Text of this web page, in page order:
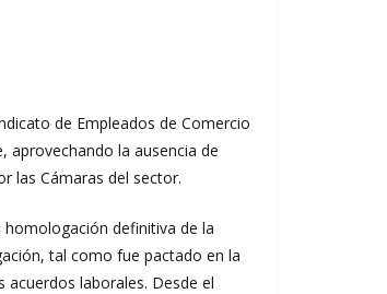
de Empleados de Comercio
aprovechando la ausencia de
las Cámaras del sector.
homologación definitiva de la
tal como fue pactado en la
laborales. Desde el